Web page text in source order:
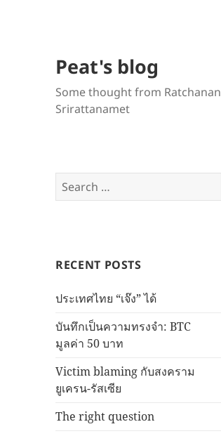
Peat's blog
Some thought from Ratchanan
Srirattanamet
Search
for:
RECENT POSTS
ประเทศไทย “เจ๊ง” ได้
บันทึกเป็นความทรงจำ: BTC
มูลค่า 50 บาท
Victim blaming กับสงคราม
ยูเครน-รัสเซีย
The right question